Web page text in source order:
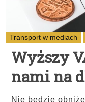
Transport w mediach
Wyższy
nami na
Nie będzie